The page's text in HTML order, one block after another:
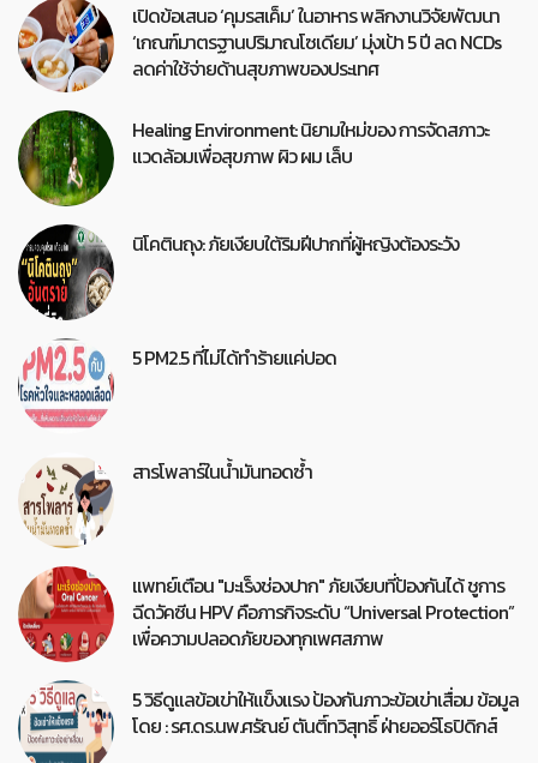
เปิดข้อเสนอ ‘คุมรสเค็ม’ ในอาหาร พลิกงานวิจัยพัฒนา
‘เกณฑ์มาตรฐานปริมาณโซเดียม’ มุ่งเป้า 5 ปี ลด NCDs
ลดค่าใช้จ่ายด้านสุขภาพของประเทศ
Healing Environment: นิยามใหม่ของ การจัดสภาวะ
แวดล้อมเพื่อสุขภาพ ผิว ผม เล็บ
นิโคตินถุง: ภัยเงียบใต้ริมฝีปากที่ผู้หญิงต้องระวัง
5 PM2.5 ที่ไม่ได้ทำร้ายแค่ปอด
สารโพลาร์ในน้ำมันทอดซ้ำ
แพทย์เตือน "มะเร็งช่องปาก" ภัยเงียบที่ป้องกันได้ ชูการ
ฉีดวัคซีน HPV คือภารกิจระดับ “Universal Protection”
เพื่อความปลอดภัยของทุกเพศสภาพ
5 วิธีดูแลข้อเข่าให้แข็งแรง ป้องกันภาวะข้อเข่าเสื่อม ข้อมูล
โดย : รศ.ดร.นพ.ศรัณย์ ตันติ์ทวิสุทธิ์ ฝ่ายออร์โธปิดิกส์